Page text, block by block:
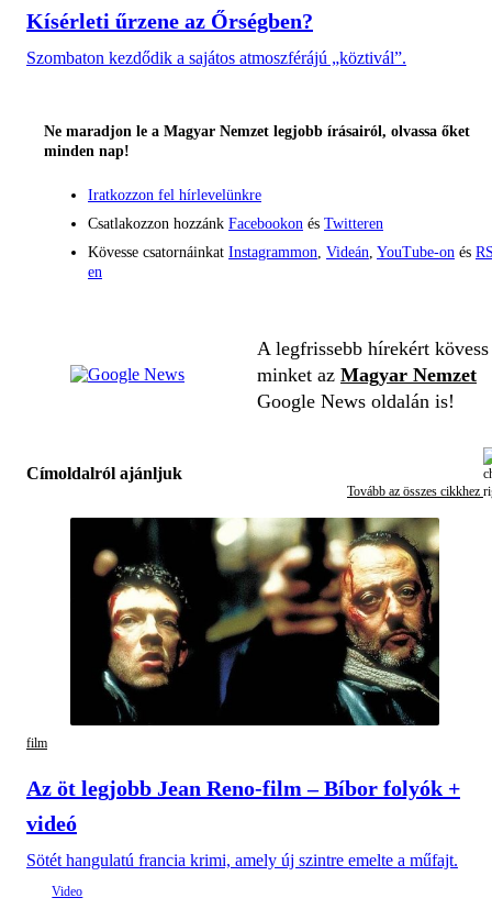
Kísérleti űrzene az Őrségben?
Szombaton kezdődik a sajátos atmoszférájú „köztivál”.
Ne maradjon le a Magyar Nemzet legjobb írásairól, olvassa őket
minden nap!
Iratkozzon fel hírlevelünkre
Csatlakozzon hozzánk Facebookon és Twitteren
Kövesse csatornáinkat Instagrammon Videán YouTube-on és
en
A legfrissebb hírekért kövess
minket az Magyar Nemzet
Google News oldalán is!
Címoldalról ajánljuk
Tovább az összes cikkhez
film
Az öt legjobb Jean Reno-film – Bíbor folyók +
videó
Sötét hangulatú francia krimi, amely új szintre emelte a műfajt.